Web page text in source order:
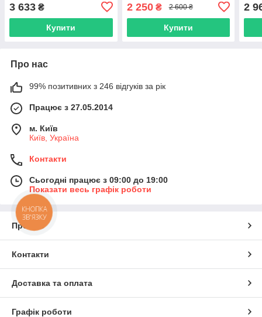
3 633 ₴
Купити
2 250₴ 2 600 ₴
Купити
2
Про нас
99% позитивних з 246 відгуків за рік
Працює з 27.05.2014
м. Київ
Київ, Україна
Контакти
Сьогодні працює з 09:00 до 19:00
Показати весь графік роботи
Про нас
Контакти
Доставка та оплата
Графік роботи
КНОПКА
ЗВ'ЯЗКУ